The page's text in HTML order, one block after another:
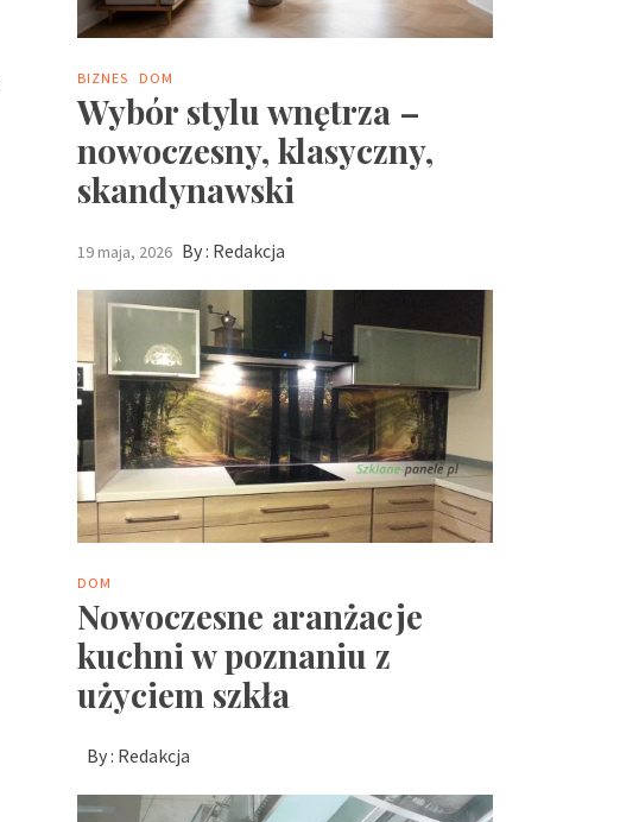
BIZNES DOM
Wybór stylu wnętrza –
nowoczesny, klasyczny,
skandynawski
19 maja, 2026 By : Redakcja
DOM
Nowoczesne aranżacje
kuchni w poznaniu z
użyciem szkła
By : Redakcja